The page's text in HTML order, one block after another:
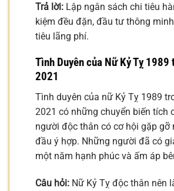
Trả lời: Lập ngân sách chi tiêu
kiệm đều đặn, đầu tư thông
tiêu lãng phí.
Tình Duyên của Nữ Kỷ Tỵ 1989
2021
Tình duyên của nữ Kỷ Tỵ 1989
2021 có những chuyển biến tích
người độc thân có cơ hội gặp gỡ
đầu ý hợp. Những người đã có
một năm hạnh phúc và ấm áp
Câu hỏi: Nữ Kỷ Tỵ độc thân nên